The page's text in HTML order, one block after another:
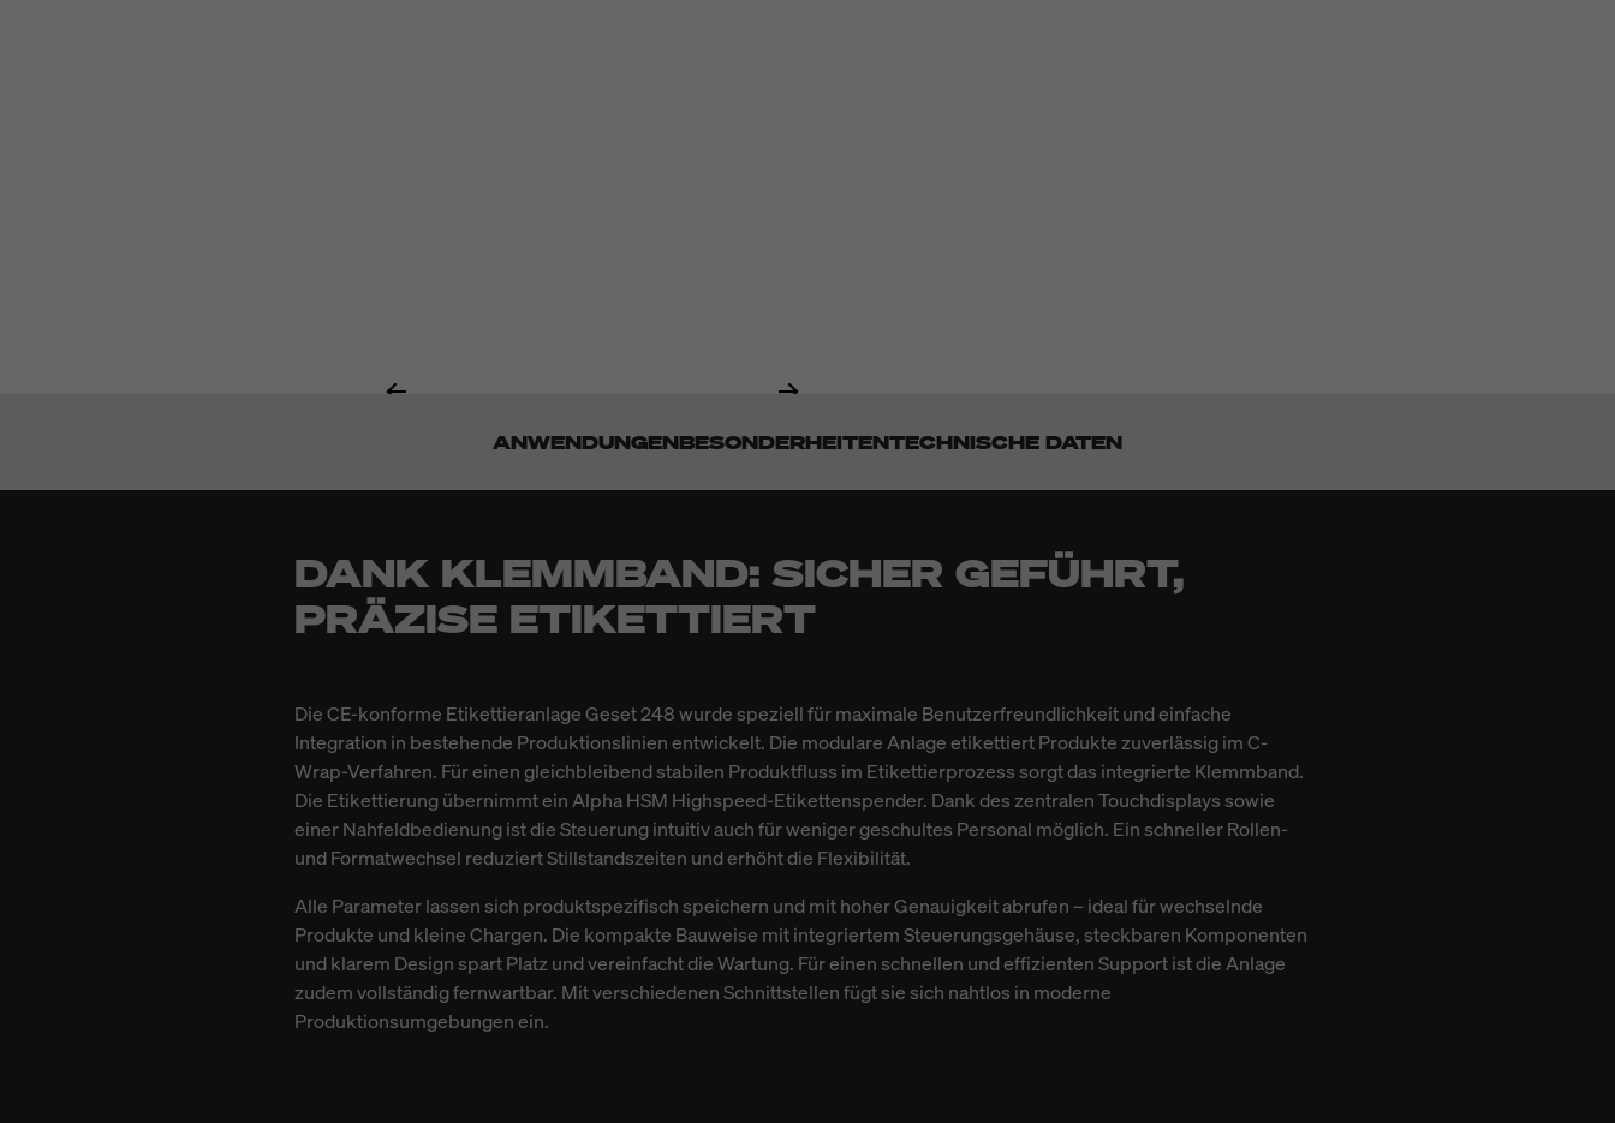
ANWENDUNGENBESONDERHEITENTECHNISCHE DATEN
DANK KLEMMBAND: SICHER GEFÜHRT,
PRÄZISE ETIKETTIERT
Die CE-konforme Etikettieranlage Geset 248 wurde speziell für maximale Benutzerfreundlichkeit und einfache
Integration in bestehende Produktionslinien entwickelt. Die modulare Anlage etikettiert Produkte zuverlässig im C-
Wrap-Verfahren. Für einen gleichbleibend stabilen Produktfluss im Etikettierprozess sorgt das integrierte Klemmband.
Die Etikettierung übernimmt ein Alpha HSM Highspeed-Etikettenspender. Dank des zentralen Touchdisplays sowie
einer Nahfeldbedienung ist die Steuerung intuitiv auch für weniger geschultes Personal möglich. Ein schneller Rollen-
und Formatwechsel reduziert Stillstandszeiten und erhöht die Flexibilität.
Alle Parameter lassen sich produktspezifisch speichern und mit hoher Genauigkeit abrufen – ideal für wechselnde
Produkte und kleine Chargen. Die kompakte Bauweise mit integriertem Steuerungsgehäuse, steckbaren Komponenten
und klarem Design spart Platz und vereinfacht die Wartung. Für einen schnellen und effizienten Support ist die Anlage
zudem vollständig fernwartbar. Mit verschiedenen Schnittstellen fügt sie sich nahtlos in moderne
Produktionsumgebungen ein.